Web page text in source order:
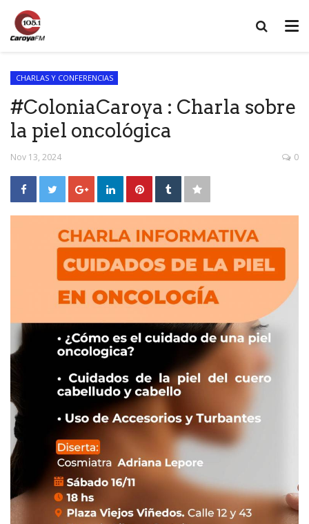
CHARLAS Y CONFERENCIAS
#ColoniaCaroya : Charla sobre
la piel oncológica
Nov 13, 2024 0